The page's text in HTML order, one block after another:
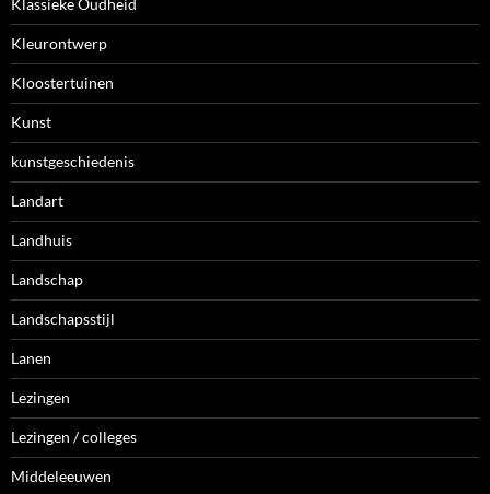
Klassieke Oudheid
Kleurontwerp
Kloostertuinen
Kunst
kunstgeschiedenis
Landart
Landhuis
Landschap
Landschapsstijl
Lanen
Lezingen
Lezingen / colleges
Middeleeuwen